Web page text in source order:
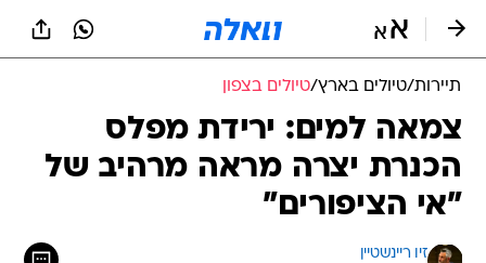
תיירות/טיולים בארץ/טיולים בצפון
צמאה למים: ירידת מפלס
הכנרת יצרה מראה מרהיב של
"אי הציפורים"
זיו ריינשטיין